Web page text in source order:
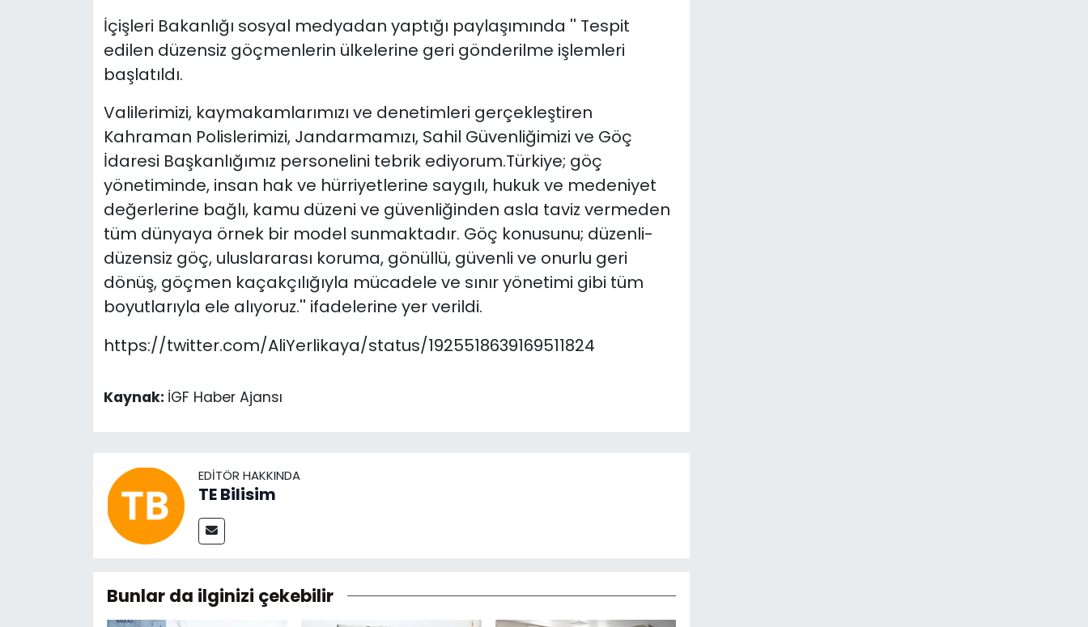
İçişleri Bakanlığı sosyal medyadan yaptığı paylaşımında '' Tespit
edilen düzensiz göçmenlerin ülkelerine geri gönderilme işlemleri
başlatıldı.
Valilerimizi, kaymakamlarımızı ve denetimleri gerçekleştiren
Kahraman Polislerimizi, Jandarmamızı, Sahil Güvenliğimizi ve Göç
İdaresi Başkanlığımız personelini tebrik ediyorum.Türkiye; göç
yönetiminde, insan hak ve hürriyetlerine saygılı, hukuk ve medeniyet
değerlerine bağlı, kamu düzeni ve güvenliğinden asla taviz vermeden
tüm dünyaya örnek bir model sunmaktadır. Göç konusunu; düzenli-
düzensiz göç, uluslararası koruma, gönüllü, güvenli ve onurlu geri
dönüş, göçmen kaçakçılığıyla mücadele ve sınır yönetimi gibi tüm
boyutlarıyla ele alıyoruz.'' ifadelerine yer verildi.
https://twitter.com/AliYerlikaya/status/1925518639169511824
Kaynak: İGF Haber Ajansı
EDITÖR HAKKINDA
TE Bilisim
Bunlar da ilginizi çekebilir